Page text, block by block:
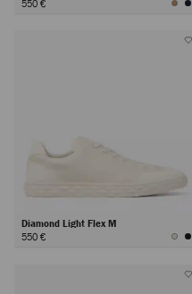
550 €
Diamond Light Flex M
550 €